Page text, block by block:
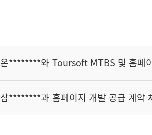
온********와 Toursoft MTBS 및 홈페
삼********과 홈페이지 개발 공급 계약